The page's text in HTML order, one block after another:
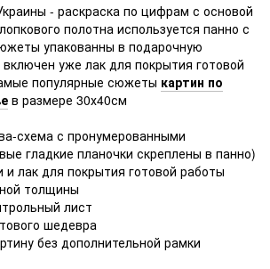
- раскраска по цифрам с основой
полотна используется панно с
упакованны в подарочную
включен уже лак для покрытия готовой
популярные сюжеты картин по
в размере 30х40см
схема с пронумерованными
гладкие планочки скреплены в панно)
и лак для покрытия готовой работы
толщины
лист
шедевра
без дополнительной рамки